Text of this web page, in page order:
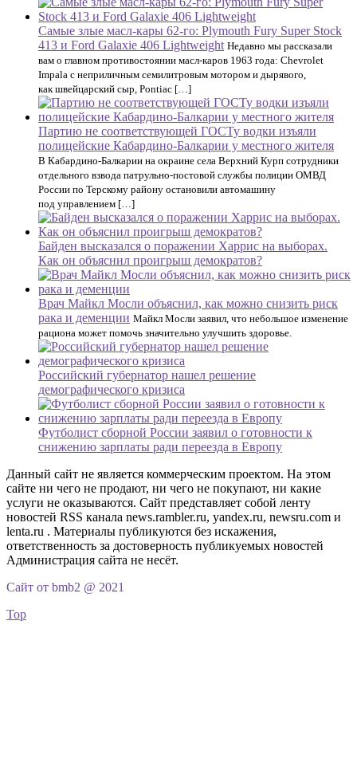
Самые злые масл-кары 62-го: Plymouth Fury Super Stock
413 и Ford Galaxie 406 Lightweight Недавно мы рассказали
вам о главном противостоянии масл-каров 1963 года: Chevrolet
Impala с неприличным семилитровым мотором и дырявого,
как швейцарский сыр, Pontiac […]
Партию не соответствующей ГОСТу водки изъяли
полицейские Кабардино-Балкарии у местного жителя
В Кабардино-Балкарии на окраине села Верхний Курп сотрудники
отдельного взвода патрульно-постовой службы полиции ОМВД
России по Терскому району остановили автомашину
под управлением […]
Байден высказался о поражении Харрис на выборах.
Как он объяснил проигрыш демократов?
Врач Майкл Мосли объяснил, как можно снизить риск
рака и деменции Майкл Мосли заявил, что небольшое изменение
рациона может помочь значительно улучшить здоровье.
Российский губернатор нашел решение
демографического кризиса
Футболист сборной России заявил о готовности к
снижению зарплаты ради переезда в Европу
Данный сайт не является коммерческим проектом. На этом
сайте ни чего не продают, ни чего не покупают, ни какие
услуги не оказываются. Сайт представляет собой ленту
новостей RSS канала news.rambler.ru, yandex.ru, newsru.com и
lenta.ru . Материалы публикуются без искажения,
ответственность за достоверность публикуемых новостей
Администрация сайта не несёт.
Сайт от bmb2 @ 2021
Top